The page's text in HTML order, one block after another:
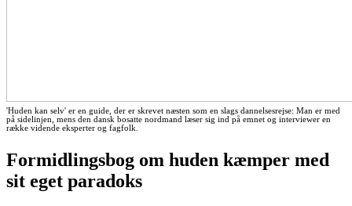
'Huden kan selv' er en guide, der er skrevet næsten som en slags dannelsesrejse: Man er med
på sidelinjen, mens den dansk bosatte nordmand læser sig ind på emnet og interviewer en
række vidende eksperter og fagfolk.
Formidlingsbog om huden kæmper med
sit eget paradoks